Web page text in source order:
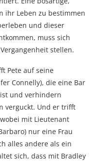
ihr Leben zu bestimmen
und dieser
muss sich
stellen.
Pete auf seine
Connelly), die eine Bar
und verhindern
verguckt. Und er trifft
mit Lieutenant
nur eine Frau
alles andere als ein
sich, dass mit Bradley